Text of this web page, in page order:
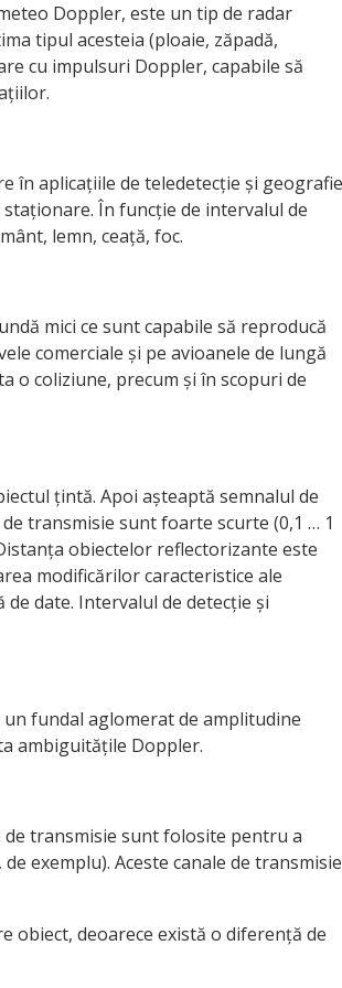
Doppler, este un tip de radar
tipul acesteia (ploaie, zăpadă,
cu impulsuri Doppler, capabile să
în aplicațiile de teledetecție și geografie
În funcție de intervalul de
lemn, ceață, foc.
mici ce sunt capabile să reproducă
comerciale și pe avioanele de lungă
o coliziune, precum și în scopuri de
țintă. Apoi așteaptă semnalul de
transmisie sunt foarte scurte (0,1 … 1
obiectelor reflectorizante este
modificărilor caracteristice ale
date. Intervalul de detecție și
fundal aglomerat de amplitudine
ambiguitățile Doppler.
de transmisie sunt folosite pentru a
exemplu). Aceste canale de transmisie
obiect, deoarece există o diferență de